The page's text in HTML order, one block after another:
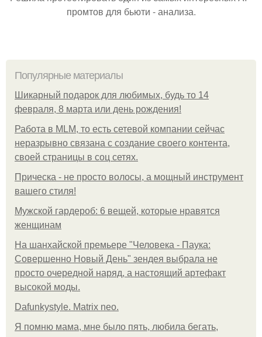
промтов для бьюти - анализа.
Популярные материалы
Шикарный подарок для любимых, будь то 14
февраля, 8 марта или день рождения!
Работа в MLM, то есть сетевой компании сейчас
неразрывно связана с создание своего контента,
своей страницы в соц сетях.
Прическа - не просто волосы, а мощный инструмент
вашего стиля!
Мужской гардероб: 6 вещей, которые нравятся
женщинам
На шанхайской премьере "Человека - Паука:
Совершенно Новый День" зендея выбрала не
просто очередной наряд, а настоящий артефакт
высокой моды.
Dafunkystyle. Matrix neo.
Я помню мама, мне было пять, любила бегать,